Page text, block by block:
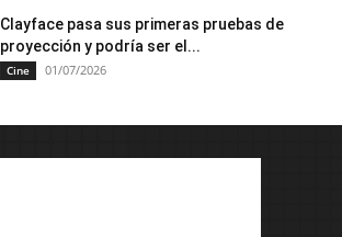
Clayface pasa sus primeras pruebas de
proyección y podría ser el...
Cine 01/07/2026